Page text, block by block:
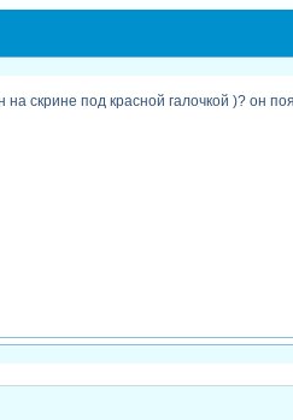
скрине под красной галочкой )? он